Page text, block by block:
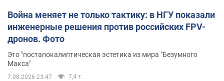
Война меняет не только тактику: в НГУ показали
инженерные решения против российских FPV-
дронов. Фото
Это "постапокалиптическая эстетика из мира "Безумного
Макса"
7.08.2026 23:47 7,4 т.